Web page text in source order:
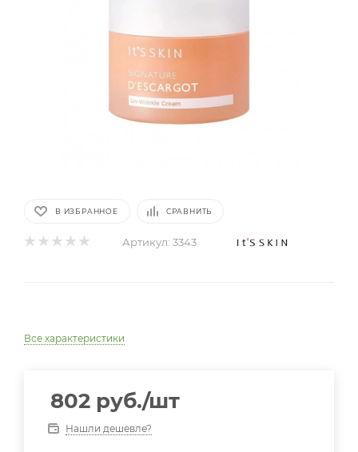
В ИЗБРАННОЕ СРАВНИТЬ
Артикул: 3343
Все характеристики
802 руб./шт
Нашли дешевле?